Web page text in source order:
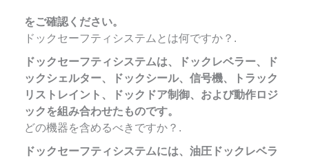
をご確認ください。
ドックセーフティシステムとは何ですか？.
ドックセーフティシステムは、ドックレベラー、ド
ックシェルター、ドックシール、信号機、トラック
リストレイント、ドックドア制御、および動作ロジ
ックを組み合わせたものです。
どの機器を含めるべきですか？.
ドックセーフティシステムには、油圧ドックレベラ